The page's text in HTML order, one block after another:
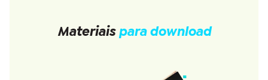
Materiais para download